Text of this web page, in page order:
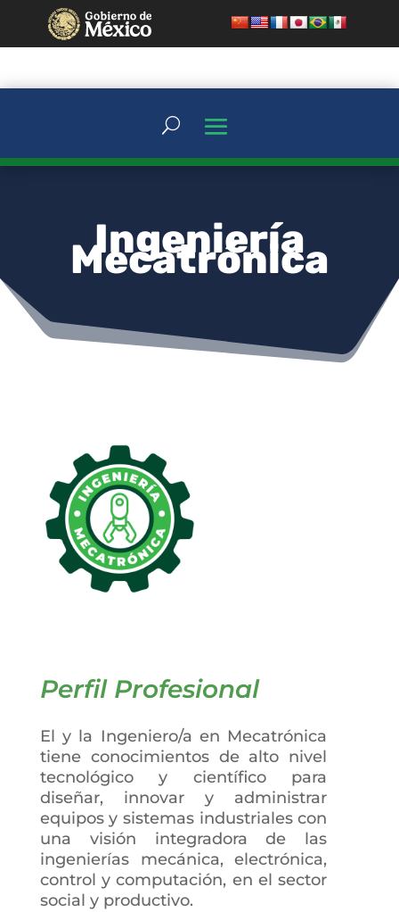
Ingeniería
Mecatrónica
Perfil Profesional
El y la Ingeniero/a en Mecatrónica
tiene conocimientos de alto nivel
tecnológico y científico para
diseñar, innovar y administrar
equipos y sistemas industriales con
una visión integradora de las
ingenierías mecánica, electrónica,
control y computación, en el sector
social y productivo.